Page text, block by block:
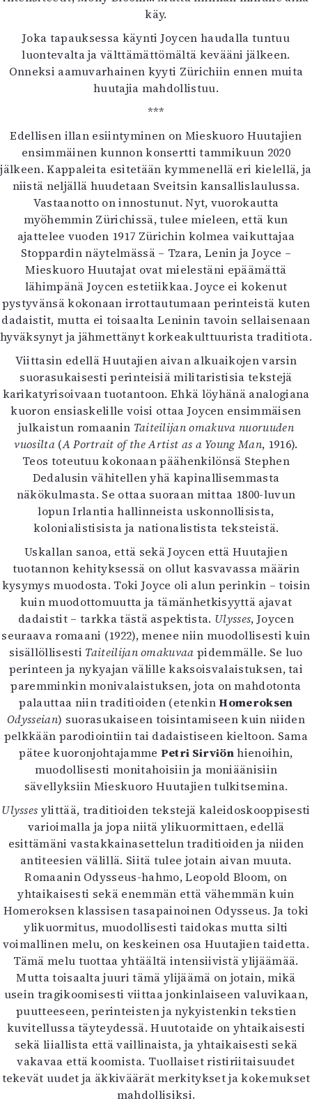
käy.
Joka tapauksessa käynti Joycen haudalla tuntuu
luontevalta ja välttämättömältä kevääni jälkeen.
Onneksi aamuvarhainen kyyti Zürichiin ennen muita
huutajia mahdollistuu.
***
Edellisen illan esiintyminen on Mieskuoro Huutajien
ensimmäinen kunnon konsertti tammikuun 2020
jälkeen. Kappaleita esitetään kymmenellä eri kielellä, ja
niistä neljällä huudetaan Sveitsin kansallislaulussa.
Vastaanotto on innostunut. Nyt, vuorokautta
myöhemmin Zürichissä, tulee mieleen, että kun
ajattelee vuoden 1917 Zürichin kolmea vaikuttajaa
Stoppardin näytelmässä – Tzara, Lenin ja Joyce –
Mieskuoro Huutajat ovat mielestäni epäämättä
lähimpänä Joycen estetiikkaa. Joyce ei kokenut
pystyvänsä kokonaan irrottautumaan perinteistä kuten
dadaistit, mutta ei toisaalta Leninin tavoin sellaisenaan
hyväksynyt ja jähmettänyt korkeakulttuurista traditiota.
Viittasin edellä Huutajien aivan alkuaikojen varsin
suorasukaisesti perinteisiä militaristisia tekstejä
karikatyrisoivaan tuotantoon. Ehkä löyhänä analogiana
kuoron ensiaskelille voisi ottaa Joycen ensimmäisen
julkaistun romaanin Taiteilijan omakuva nuoruuden
vuosilta (A Portrait of the Artist as a Young Man, 1916).
Teos toteutuu kokonaan päähenkilönsä Stephen
Dedalusin vähitellen yhä kapinallisemmasta
näkökulmasta. Se ottaa suoraan mittaa 1800-luvun
lopun Irlantia hallinneista uskonnollisista,
kolonialistisista ja nationalistista teksteistä.
Uskallan sanoa, että sekä Joycen että Huutajien
tuotannon kehityksessä on ollut kasvavassa määrin
kysymys muodosta. Toki Joyce oli alun perinkin – toisin
kuin muodottomuutta ja tämänhetkisyyttä ajavat
dadaistit – tarkka tästä aspektista. Ulysses, Joycen
seuraava romaani (1922), menee niin muodollisesti kuin
sisällöllisesti Taiteilijan omakuvaapidemmälle. Se luo
perinteen ja nykyajan välille kaksoisvalaistuksen, tai
paremminkin monivalaistuksen, jota on mahdotonta
palauttaa niin traditioiden (etenkinHomeroksen
Odysseian) suorasukaiseen toisintamiseen kuin niiden
pelkkään parodiointiin tai dadaistiseen kieltoon. Sama
pätee kuoronjohtajamme Petri Sirviönhienoihin,
muodollisesti monitahoisiin ja moniäänisiin
sävellyksiin Mieskuoro Huutajien tulkitsemina.
Ulysses ylittää, traditioiden tekstejä kaleidoskooppisesti
varioimalla ja jopa niitä ylikuormittaen, edellä
esittämäni vastakkainasettelun traditioiden ja niiden
antiteesien välillä. Siitä tulee jotain aivan muuta.
Romaanin Odysseus-hahmo, Leopold Bloom, on
yhtaikaisesti sekä enemmän että vähemmän kuin
Homeroksen klassisen tasapainoinen Odysseus. Ja toki
ylikuormitus, muodollisesti taidokas mutta silti
voimallinen melu, on keskeinen osa Huutajien taidetta.
Tämä melu tuottaa yhtäältä intensiivistä ylijäämää.
Mutta toisaalta juuri tämä ylijäämä on jotain, mikä
usein tragikoomisesti viittaa jonkinlaiseen valuvikaan,
puutteeseen, perinteisten ja nykyistenkin tekstien
kuvitellussa täyteydessä. Huutotaide on yhtaikaisesti
sekä liiallista että vaillinaista, ja yhtaikaisesti sekä
vakavaa että koomista. Tuollaiset ristiriitaisuudet
tekevät uudet ja äkkiväärät merkitykset ja kokemukset
mahdollisiksi.